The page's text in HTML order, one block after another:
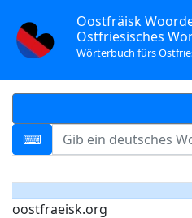
Oostfräisk
Ostfriesisches
Wörterbuch fürs
oostfraeisk.org